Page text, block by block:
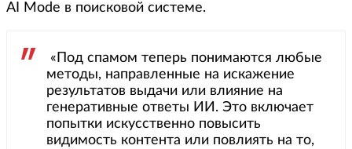
AI Mode в поисковой системе.
«Под спамом теперь понимаются любые
методы, направленные на искажение
результатов выдачи или влияние на
генеративные ответы ИИ. Это включает
попытки искусственно повысить
видимость контента или повлиять на то,